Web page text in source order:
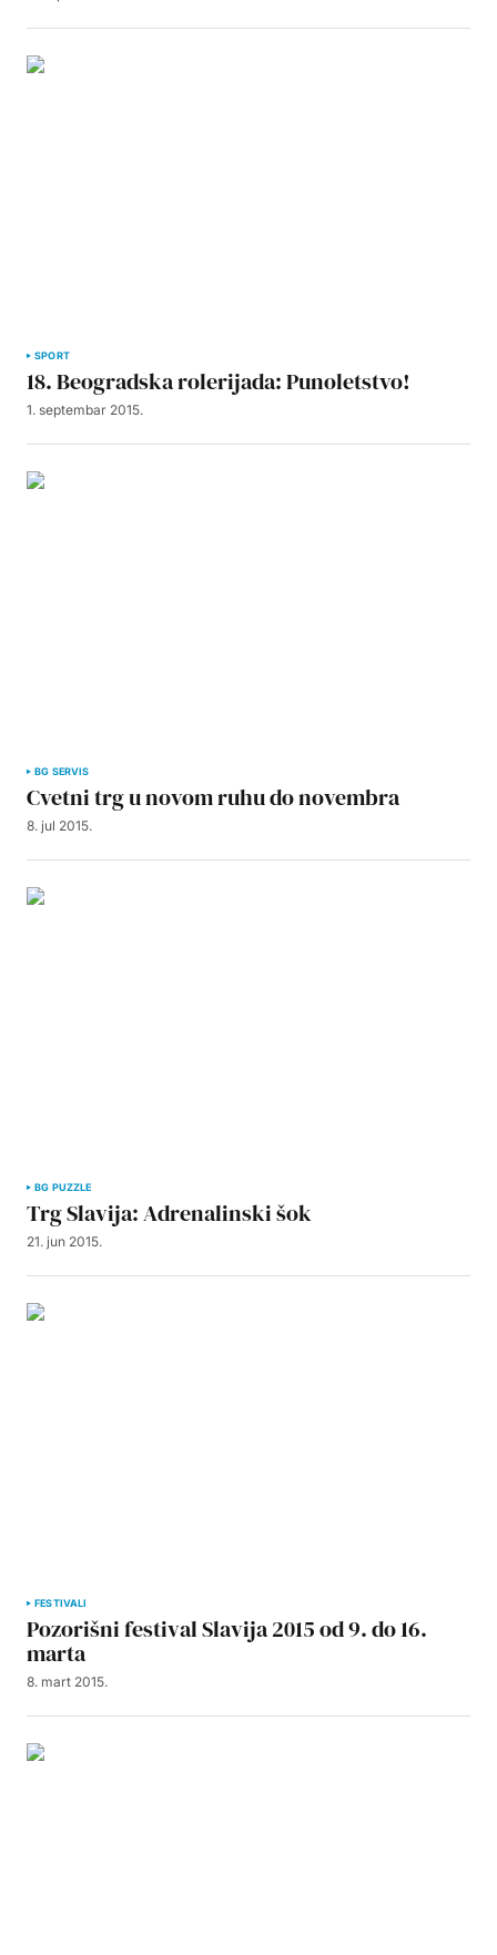
SPORT
18. Beogradska rolerijada: Punoletstvo!
1. septembar 2015.
BG SERVIS
Cvetni trg u novom ruhu do novembra
8. jul 2015.
BG PUZZLE
Trg Slavija: Adrenalinski šok
21. jun 2015.
FESTIVALI
Pozorišni festival Slavija 2015 od 9. do 16.
marta
8. mart 2015.